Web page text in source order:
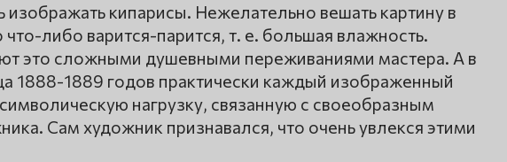
кипарисы. Нежелательно вешать картину в
либо варится-парится, т. е. большая влажность.
это сложными душевными переживаниями мастера. А в
1888-1889 годов практически каждый изображенный
нагрузку, связанную с своеобразным
Сам художник признавался, что очень увлекся этими